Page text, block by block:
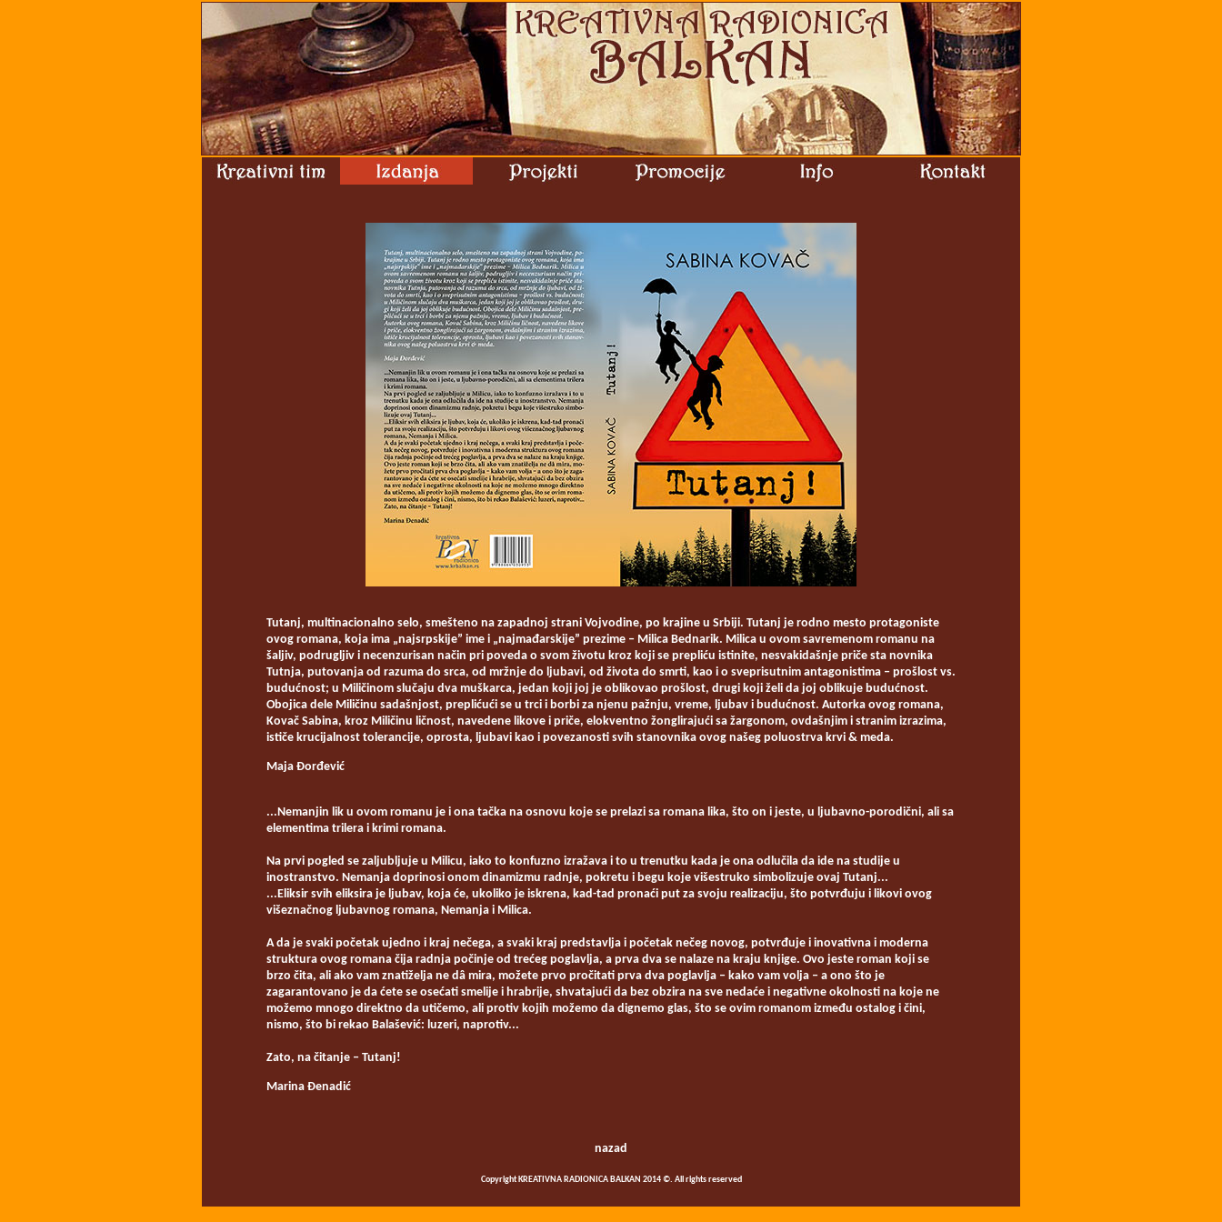
Tutanj, multinacionalno selo, smešteno na zapadnoj strani Vojvodine, po krajine u Srbiji. Tutanj je rodno mesto protagoniste
ovog romana, koja ima „najsrpskije” ime i „najmađarskije” prezime ‒ Milica Bednarik. Milica u ovom savremenom romanu na
šaljiv, podrugljiv i necenzurisan način pri poveda o svom životu kroz koji se prepliću istinite, nesvakidašnje priče sta novnika
Tutnja, putovanja od razuma do srca, od mržnje do ljubavi, od života do smrti, kao i o sveprisutnim antagonistima ‒ prošlost vs.
budućnost; u Miličinom slučaju dva muškarca, jedan koji joj je oblikovao prošlost, drugi koji želi da joj oblikuje budućnost.
Obojica dele Miličinu sadašnjost, preplićući se u trci i borbi za njenu pažnju, vreme, ljubav i budućnost. Autorka ovog romana,
Kovač Sabina, kroz Miličinu ličnost, navedene likove i priče, elokventno žonglirajući sa žargonom, ovdašnjim i stranim izrazima,
ističe krucijalnost tolerancije, oprosta, ljubavi kao i povezanosti svih stanovnika ovog našeg poluostrva krvi & meda.
Maja Đorđević
...Nemanjin lik u ovom romanu je i ona tačka na osnovu koje se prelazi sa romana lika, što on i jeste, u ljubavno-porodični, ali sa
elementima trilera i krimi romana.
Na prvi pogled se zaljubljuje u Milicu, iako to konfuzno izražava i to u trenutku kada je ona odlučila da ide na studije u
inostranstvo. Nemanja doprinosi onom dinamizmu radnje, pokretu i begu koje višestruko simbolizuje ovaj Tutanj...
...Eliksir svih eliksira je ljubav, koja će, ukoliko je iskrena, kad-tad pronaći put za svoju realizaciju, što potvrđuju i likovi ovog
višeznačnog ljubavnog romana, Nemanja i Milica.
A da je svaki početak ujedno i kraj nečega, a svaki kraj predstavlja i početak nečeg novog, potvrđuje i inovativna i moderna
struktura ovog romana čija radnja počinje od trećeg poglavlja, a prva dva se nalaze na kraju knjige. Ovo jeste roman koji se
brzo čita, ali ako vam znatiželja ne dâ mira, možete prvo pročitati prva dva poglavlja ‒ kako vam volja ‒ a ono što je
zagarantovano je da ćete se osećati smelije i hrabrije, shvatajući da bez obzira na sve nedaće i negativne okolnosti na koje ne
možemo mnogo direktno da utičemo, ali protiv kojih možemo da dignemo glas, što se ovim romanom između ostalog i čini,
nismo, što bi rekao Balašević: luzeri, naprotiv...
Zato, na čitanje ‒ Tutanj!
Marina Đenadić
nazad
Copyright KREATIVNA RADIONICA BALKAN 2014 ©. All rights reserved